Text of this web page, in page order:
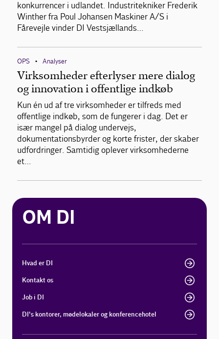
konkurrencer i udlandet. Industritekniker Frederik
Winther fra Poul Johansen Maskiner A/S i
Fårevejle vinder DI Vestsjællands…
OPS • Analyser
Virksomheder efterlyser mere dialog
og innovation i offentlige indkøb
Kun én ud af tre virksomheder er tilfreds med
offentlige indkøb, som de fungerer i dag. Det er
især mangel på dialog undervejs,
dokumentationsbyrder og korte frister, der skaber
udfordringer. Samtidig oplever virksomhederne
et…
OM DI
Hvad er DI
Kontakt os
Job i DI
DI's kontorer, mødelokaler og konferencehotel